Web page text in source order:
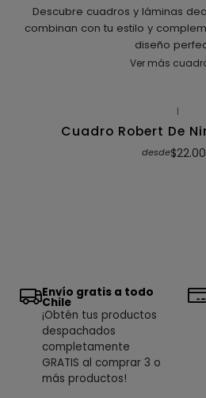
Descubre cuadros y láminas
combinan con tu estilo y
diseño
Ver más
|
Cuadro Robert De
desde
Envío gratis a todo
Chile
¡Obtén tus productos
despachados
completamente
GRATIS al comprar 3 o
más productos!